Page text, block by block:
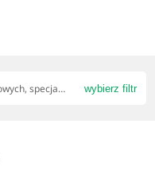
wybierz filtr